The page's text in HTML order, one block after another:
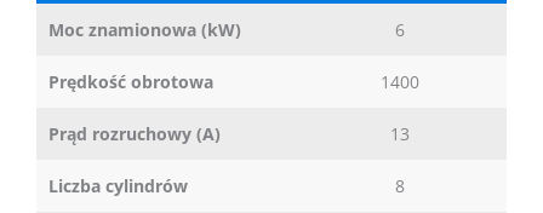
Moc znamionowa (kW) 6
Prędkość obrotowa 1400
Prąd rozruchowy (A) 13
Liczba cylindrów 8